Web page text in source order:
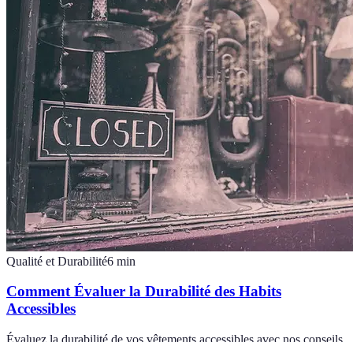
Qualité et Durabilité6 min
Comment Évaluer la Durabilité des Habits
Accessibles
Évaluez la durabilité de vos vêtements accessibles avec nos conseils